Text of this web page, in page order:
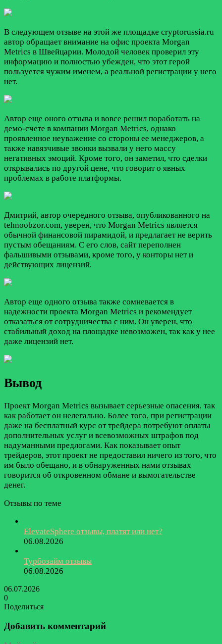
В следующем отзыве на этой же площадке cryptorussia.ru
автор обращает внимание на офис проекта Morgan
Metrics в Швейцарии. Молодой человек проверил эту
информацию и полностью убежден, что этот герой
пользуется чужим именем, а реальной регистрации у него
нет.
Автор еще оного отзыва и вовсе решил поработать на
демо-счете в компании Morgan Metrics, однако
проявленное неуважение со стороны ее менеджеров, а
также навязчивые звонки вызвали у него массу
негативных эмоций. Кроме того, он заметил, что сделки
открывались по другой цене, что говорит о явных
проблемах в работе платформы.
Дмитрий, автор очередного отзыва, опубликованного на
tehnoobzor.com, уверен, что Morgan Metrics является
обычной финансовой пирамидой, и предлагает не верить
пустым обещаниям. С его слов, сайт переполнен
фальшивыми отзывами, кроме того, у конторы нет и
действующих лицензий.
Автор еще одного отзыва также сомневается в
надежности проекта Morgan Metrics и рекомендует
отказаться от сотрудничества с ним. Он уверен, что
стабильный доход на площадке невозможен, так как у нее
даже лицензий нет.
Вывод
Проект Morgan Metrics вызывает серьезные опасения, так
как работает он нелегально. Более того, при регистрации
даже на бесплатный курс от трейдера потребуют оплаты
дополнительных услуг и всевозможных штрафов под
надуманными предлогами. Как показывает опыт
трейдеров, этот проект не предоставил ничего из того, что
им было обещано, и в обнаруженных нами отзывах
говорится об откровенном обмане и вымогательстве
денег.
Отзывы по теме
ElevateSphere отзывы, платят или нет?
06.08.2026
Турбозайм отзывы
06.08.2026
06.07.2026
0
Поделиться
через
электронную
почту
Добавить комментарий